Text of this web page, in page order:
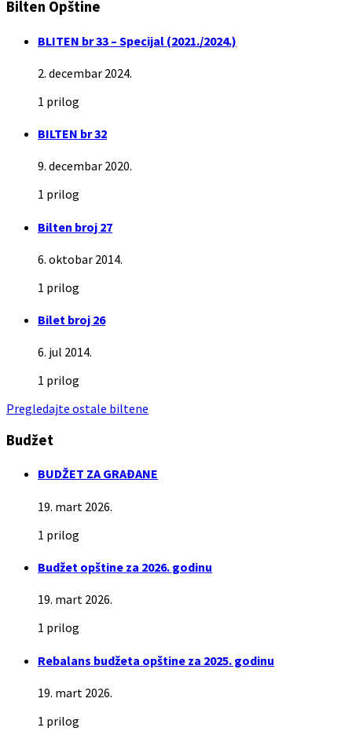
Bilten Opštine
BLITEN br 33 – Specijal (2021./2024.)
2. decembar 2024.
1 prilog
BILTEN br 32
9. decembar 2020.
1 prilog
Bilten broj 27
6. oktobar 2014.
1 prilog
Bilet broj 26
6. jul 2014.
1 prilog
Pregledajte ostale biltene
Budžet
BUDŽET ZA GRAĐANE
19. mart 2026.
1 prilog
Budžet opštine za 2026. godinu
19. mart 2026.
1 prilog
Rebalans budžeta opštine za 2025. godinu
19. mart 2026.
1 prilog